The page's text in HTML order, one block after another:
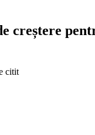
creștere
citit